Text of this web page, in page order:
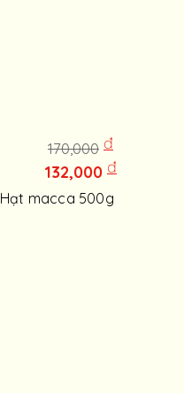
170,000 đ
132,000 đ
Hạt macca 500g